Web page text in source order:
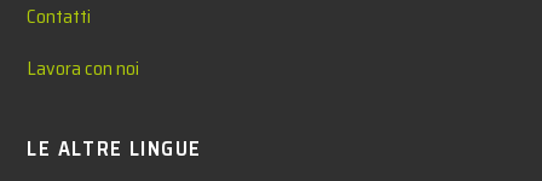
Contatti
Lavora con noi
LE ALTRE LINGUE